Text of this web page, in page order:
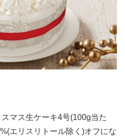
マス生ケーキ4号(100g当た
エリスリトール除く)オフにな